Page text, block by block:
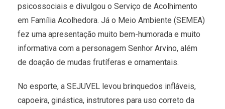
psicossociais e divulgou o Serviço de Acolhimento
em Família Acolhedora. Já o Meio Ambiente (SEMEA)
fez uma apresentação muito bem-humorada e muito
informativa com a personagem Senhor Arvino, além
de doação de mudas frutíferas e ornamentais.
No esporte, a SEJUVEL levou brinquedos infláveis,
capoeira, ginástica, instrutores para uso correto da